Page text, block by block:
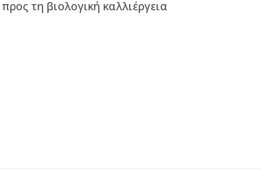
τη βιολογική καλλιέργεια